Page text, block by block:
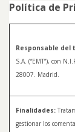
Política de
Responsable
S.A. (“EMT”), con
28007. Madrid.
Finalidades:
gestionar los